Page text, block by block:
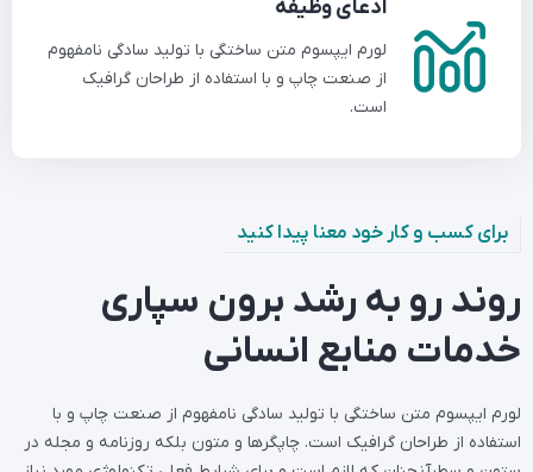
ادعای وظیفه
لورم ایپسوم متن ساختگی با تولید سادگی نامفهوم
از صنعت چاپ و با استفاده از طراحان گرافیک
است.
برای کسب و کار خود معنا پیدا کنید
روند رو به رشد برون سپاری
خدمات منابع انسانی
لورم ایپسوم متن ساختگی با تولید سادگی نامفهوم از صنعت چاپ و با
استفاده از طراحان گرافیک است. چاپگرها و متون بلکه روزنامه و مجله در